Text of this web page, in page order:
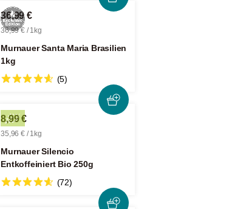
36,99 €
36,99 € / 1kg
Murnauer Santa Maria Brasilien
1kg
(5)
8,99 €
35,96 € / 1kg
Murnauer Silencio
Entkoffeiniert Bio 250g
(72)